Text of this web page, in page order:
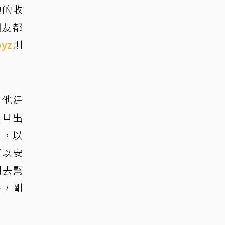
收
都
則
建
出
以
安
幫
剛